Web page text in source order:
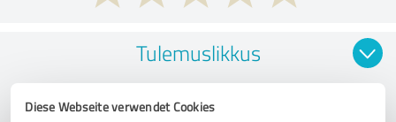
Diese Webseite verwendet Cookies
Tulemuslikkus